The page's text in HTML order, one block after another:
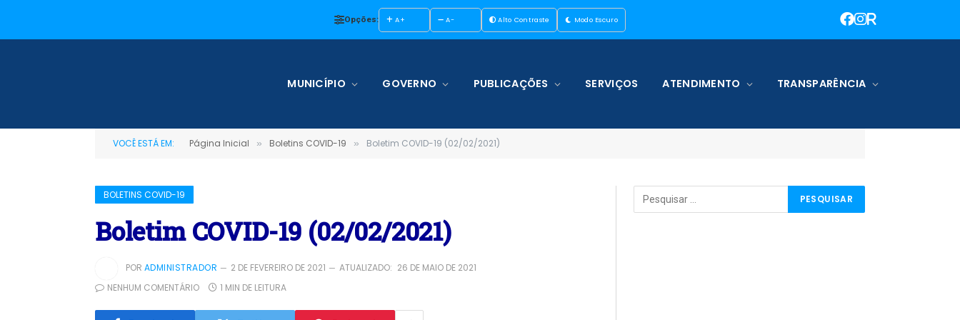
Opções: A+ A- Alto Contraste Modo Escuro
MUNICÍPIO GOVERNO PUBLICAÇÕES SERVIÇOS ATENDIMENTO TRANSPARÊNCIA
VOCÊ ESTÁ EM: Página Inicial » Boletins COVID-19 » Boletim COVID-19 (02/02/2021)
BOLETINS COVID-19
Boletim COVID-19 (02/02/2021)
POR ADMINISTRADOR 2 DE FEVEREIRO DE 2021 ATUALIZADO: 26 DE MAIO DE 2021
NENHUM COMENTÁRIO
1 MIN DE LEITURA